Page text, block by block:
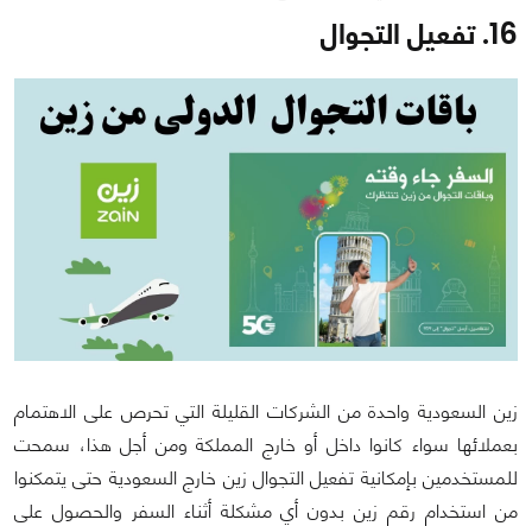
16. تفعيل التجوال
زين السعودية واحدة من الشركات القليلة التي تحرص على الاهتمام
بعملائها سواء كانوا داخل أو خارج المملكة ومن أجل هذا، سمحت
للمستخدمين بإمكانية تفعيل التجوال زين خارج السعودية حتى يتمكنوا
من استخدام رقم زين بدون أي مشكلة أثناء السفر والحصول على